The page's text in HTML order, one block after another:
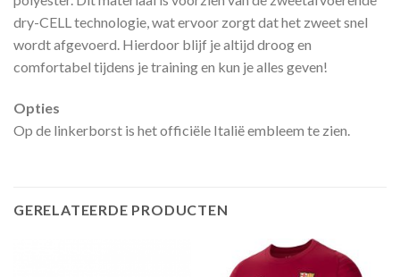
dry-CELL technologie, wat ervoor zorgt dat het zweet snel
wordt afgevoerd. Hierdoor blijf je altijd droog en
comfortabel tijdens je training en kun je alles geven!
Opties
Op de linkerborst is het officiële Italië embleem te zien.
GERELATEERDE PRODUCTEN